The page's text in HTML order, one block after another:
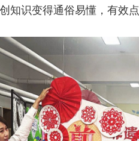
知识变得通俗易懂，有效